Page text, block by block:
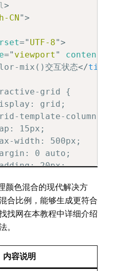
component {
20px;
10px;
color:
1px solid
radius: 8px;
button {
10px 20px;
color:
white;
none;
radius: 4px;
pointer;
button:hover {
color:
>
CN ">
=" UTF-8">
=" viewport " content
mix()交互状态</title
grid {
grid;
template-columns:
15px;
width: 500px;
0 auto;
20px;
item {
80px;
flex;
items: center;
content:
颜色混合的现代解决方
合比例，能够生成更符合
找网在本教程中详细介绍
。
内容说明